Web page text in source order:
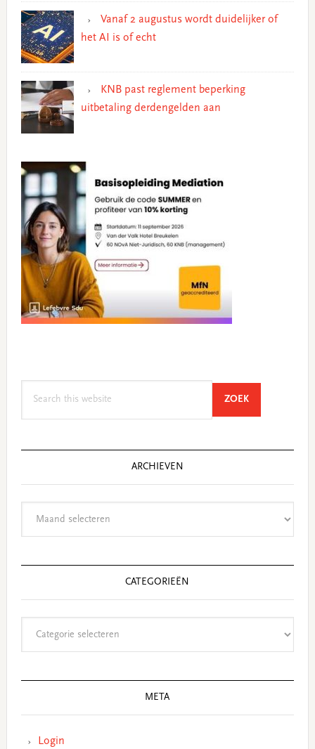
Vanaf 2 augustus wordt duidelijker of
het AI is of echt
KNB past reglement beperking
uitbetaling derdengelden aan
ZOEKSEARCH
ARCHIEVEN
CATEGORIEËN
META
Login